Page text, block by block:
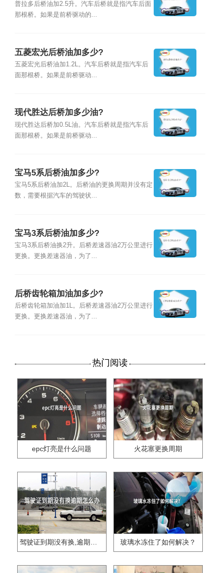
普拉多后桥油加2.5升。汽车后桥就是指汽车后面
那根桥。如果是前桥驱动的...
五菱宏光后桥油加多少?
五菱宏光后桥油加1.2L。汽车后桥就是指汽车后
面那根桥。如果是前桥驱动...
现代胜达后桥加多少油?
现代胜达后桥加0.5L油。汽车后桥就是指汽车后
面那根桥。如果是前桥驱动...
宝马5系后桥油加多少?
宝马5系后桥油加2L。后桥油的更换周期并没有定
数，需要根据汽车的驾驶状...
宝马3系后桥油加多少?
宝马3系后桥油换2升。后桥差速器油2万公里进行
更换。更换差速器油，为了...
后桥齿轮箱加油加多少?
后桥齿轮箱加油加1L。后桥差速器油2万公里进行
更换。更换差速器油，为了...
热门阅读
epc灯亮是什么问题 火花塞更换周期
驾驶证到期没有换,逾期怎么办?? 玻璃水冻住了如何解决？